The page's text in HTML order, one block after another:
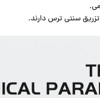
سنتی ترس دارند.